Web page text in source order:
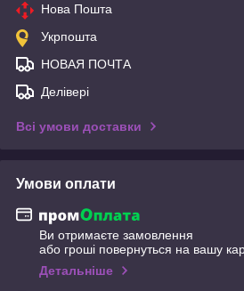
Нова Пошта
Укрпошта
НОВАЯ ПОЧТА
Делівері
Всі умови доставки
Умови оплати
Ви отримаєте замовлення
або гроші повернуться на вашу
Детальніше